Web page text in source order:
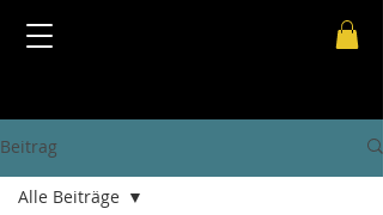
Beitrag
Alle Beiträge